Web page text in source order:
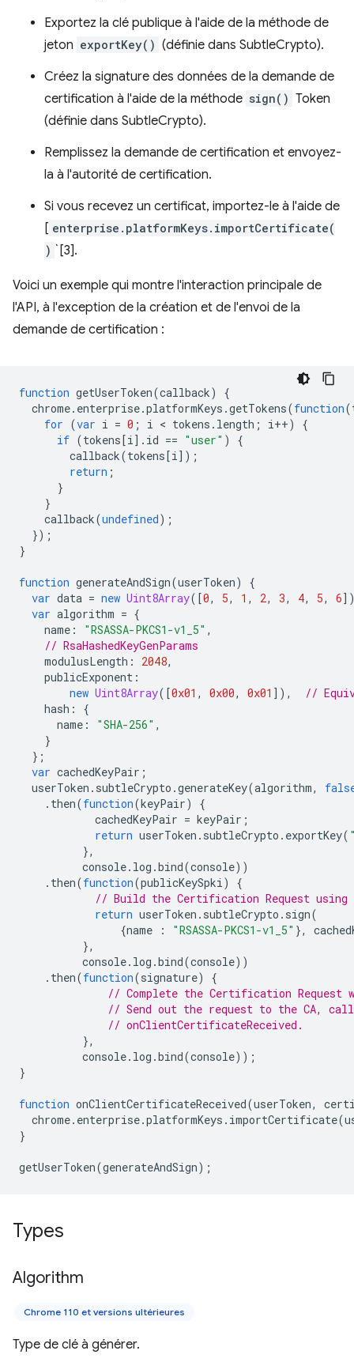
Exportez la clé publique à l'aide de la méthode de
jeton exportKey() (définie dans SubtleCrypto).
Créez la signature des données de la demande de
certification à l'aide de la méthode sign() Token
(définie dans SubtleCrypto).
Remplissez la demande de certification et envoyez-
la à l'autorité de certification.
Si vous recevez un certificat, importez-le à l'aide de
[ enterprise.platformKeys.importCertificate(
) `[3].
Voici un exemple qui montre l'interaction principale de
l'API, à l'exception de la création et de l'envoi de la
demande de certification :
function getUserToken(callback)
{
chrome. enterprise.platformKeys .getTokens(function(
for (var i = 0 ; i < tokens . length ; i++)
{
if (tokens[i]. id == "user" )
{
callback(tokens[i]);
return ;
}
}
callback(undefined);
});
}
function generateAndSign(userToken)
{
var data = new Uint8Array([0, 5, 1 , 2, 3, 4, 5, 6
var algorithm = {
name : "RSASSA-PKCS1-v1_5" ,
// RsaHashedKeyGenParams
modulusLength : 2048,
publicExponent :
new Uint8Array([0x01 , 0x00, 0x01 ]),
//
hash :
{
name : "SHA-256" ,
}
};
var cachedKeyPair ;
userToken . subtleCrypto .generateKey(algorithm,
. then(function(keyPair)
{
cachedKeyPair = keyPair ;
return userToken . subtleCrypto . exportKey(
},
console. log .bind(console))
. then(function(publicKeySpki)
{
// Build the Certification Request
return userToken . subtleCrypto . sign(
{name : "RSASSA-PKCS1-v1_5" },
},
console. log .bind(console))
. then(function(signature)
{
// Complete the Certification
// Send out the request to the CA,
// onClientCertificateReceived.
},
console. log .bind(console));
}
function onClientCertificateReceived(userToken,
chrome. enterprise.platformKeys . importCertificate(
}
getUserToken(generateAndSign);
Types
Algorithm
Chrome 110 et versions ultérieures
Type de clé à générer.